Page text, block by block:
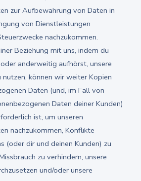
zur Aufbewahrung von Daten in
von Dienstleistungen
nachzukommen.
Beziehung mit uns, indem du
anderweitig aufhörst, unsere
können wir weiter Kopien
Daten (und, im Fall von
Daten deiner Kunden)
ist, um unseren
nachzukommen, Konflikte
(oder dir und deinen Kunden) zu
zu verhindern, unsere
und/oder unsere